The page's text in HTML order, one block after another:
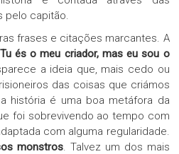
pelo capitão.
frases e citações marcantes. A
Tu és o meu criador, mas eu sou o
a ideia que, mais cedo ou
das coisas que criámos
história é uma boa metáfora da
foi sobrevivendo ao tempo com
com alguma regularidade.
monstros. Talvez um dos mais